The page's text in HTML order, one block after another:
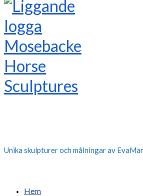
Unika skulpturer och målningar av
Hem